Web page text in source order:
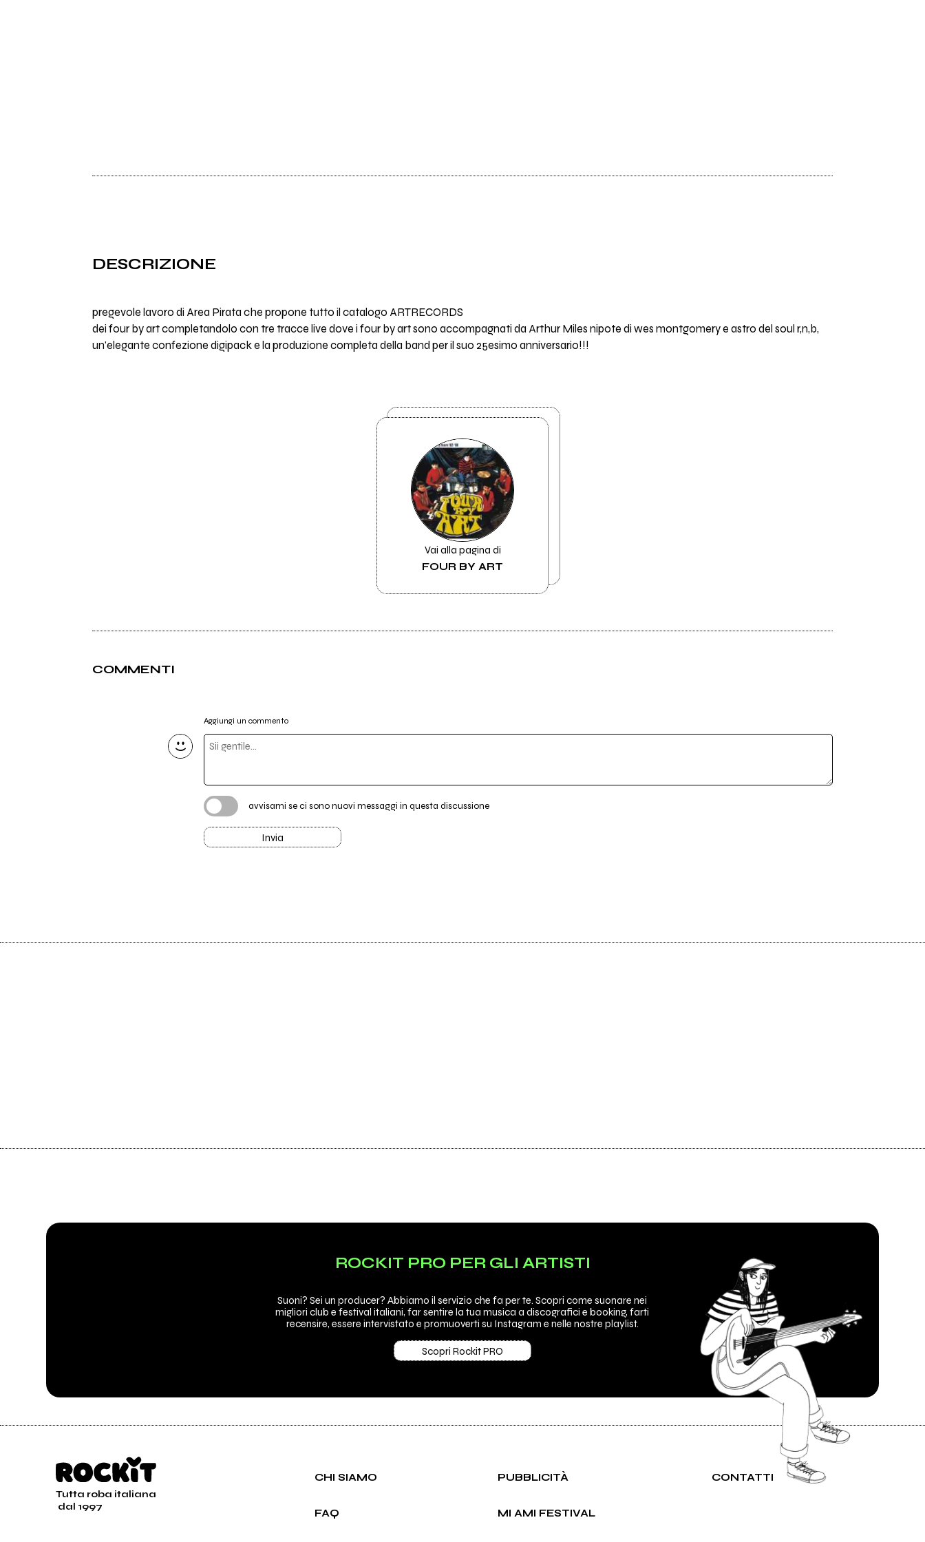
DESCRIZIONE
pregevole lavoro di Area Pirata che propone tutto il catalogo ARTRECORDS
dei four by art completandolo con tre tracce live dove i four by art sono accompagnati da Arthur Miles nipote di wes montgomery e astro del soul r,n,b,
un'elegante confezione digipack e la produzione completa della band per il suo 25esimo anniversario!!!
Vai alla pagina di
FOUR BY ART
COMMENTI
Aggiungi un commento
avvisami se ci sono nuovi messaggi in questa discussione
Invia
ROCKIT PRO PER GLI ARTISTI
Suoni? Sei un producer? Abbiamo il servizio che fa per te. Scopri come suonare nei
migliori club e festival italiani, far sentire la tua musica a discografici e booking, farti
recensire, essere intervistato e promuoverti su Instagram e nelle nostre playlist.
Scopri Rockit PRO
Tutta roba italiana
dal 1997
CHI SIAMO PUBBLICITÀ CONTATTI
FAQ MI AMI FESTIVAL